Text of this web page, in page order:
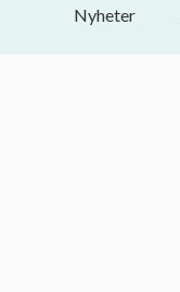
Nyheter